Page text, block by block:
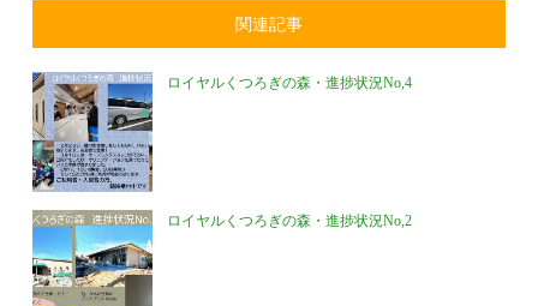
関連記事
ロイヤルくつろぎの森・進捗状況No,4
ロイヤルくつろぎの森・進捗状況No,2